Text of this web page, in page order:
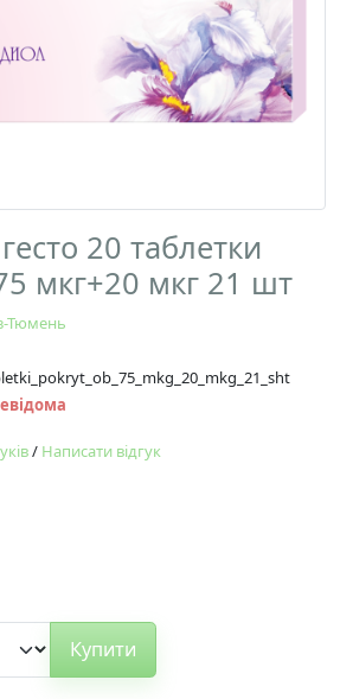
20 таблетки
мкг+20 мкг 21 шт
Тюмень
/ Написати відгук
Купити